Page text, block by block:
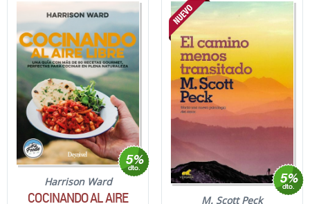
Harrison Ward
COCINANDO AL AIRE M. Scott Peck